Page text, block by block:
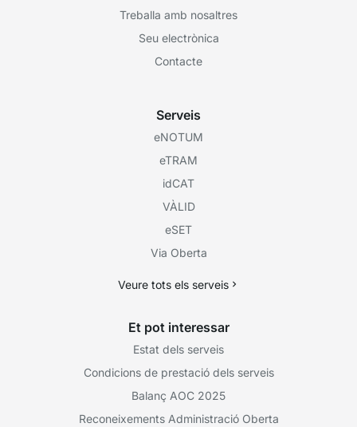
Treballa amb nosaltres
Seu electrònica
Contacte
Serveis
eNOTUM
eTRAM
idCAT
VÀLID
eSET
Via Oberta
Veure tots els serveis
Et pot interessar
Estat dels serveis
Condicions de prestació dels serveis
Balanç AOC 2025
Reconeixements Administració Oberta